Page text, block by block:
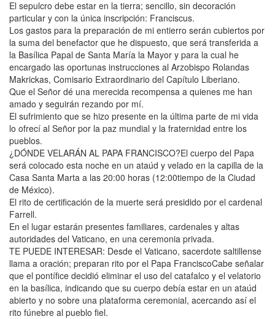
El sepulcro debe estar en la tierra; sencillo, sin decoración
particular y con la única inscripción: Franciscus.
Los gastos para la preparación de mi entierro serán cubiertos por
la suma del benefactor que he dispuesto, que será transferida a
la Basílica Papal de Santa María la Mayor y para la cual he
encargado las oportunas instrucciones al Arzobispo Rolandas
Makrickas, Comisario Extraordinario del Capítulo Liberiano.
Que el Señor dé una merecida recompensa a quienes me han
amado y seguirán rezando por mí.
El sufrimiento que se hizo presente en la última parte de mi vida
lo ofrecí al Señor por la paz mundial y la fraternidad entre los
pueblos.
¿DÓNDE VELARÁN AL PAPA FRANCISCO?El cuerpo del Papa
será colocado esta noche en un ataúd y velado en la capilla de la
Casa Santa Marta a las 20:00 horas (12:00tiempo de la Ciudad
de México).
El rito de certificación de la muerte será presidido por el cardenal
Farrell.
En el lugar estarán presentes familiares, cardenales y altas
autoridades del Vaticano, en una ceremonia privada.
TE PUEDE INTERESAR: Desde el Vaticano, sacerdote saltillense
llama a oración; preparan rito por el Papa FranciscoCabe señalar
que el pontífice decidió eliminar el uso del catafalco y el velatorio
en la basílica, indicando que su cuerpo debía estar en un ataúd
abierto y no sobre una plataforma ceremonial, acercando así el
rito fúnebre al pueblo fiel.